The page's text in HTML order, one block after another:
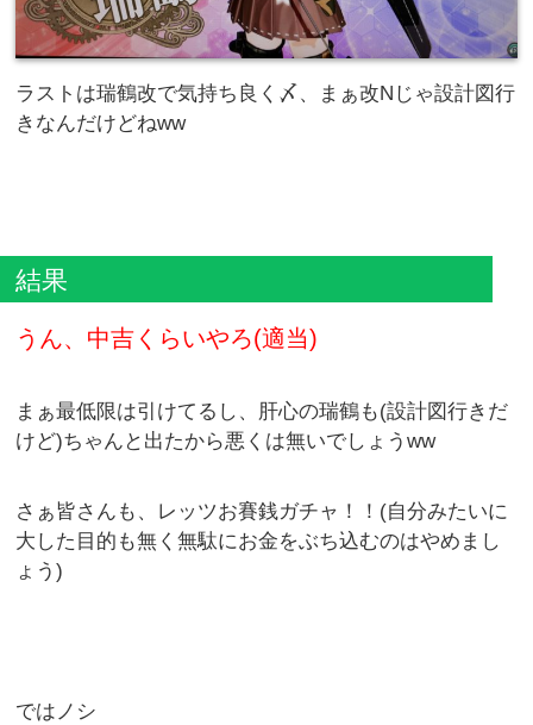
ラストは瑞鶴改で気持ち良く〆、まぁ改Nじゃ設計図行
きなんだけどねww
結果
うん、中吉くらいやろ(適当)
まぁ最低限は引けてるし、肝心の瑞鶴も(設計図行きだ
けど)ちゃんと出たから悪くは無いでしょうww
さぁ皆さんも、レッツお賽銭ガチャ！！(自分みたいに
大した目的も無く無駄にお金をぶち込むのはやめまし
ょう)
ではノシ